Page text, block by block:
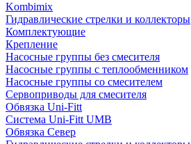
Kombimix
Гидравлические стрелки и коллекторы
Комплектующие
Крепление
Насосные группы без смесителя
Насосные группы с теплообменником
Насосные группы со смесителем
Сервоприводы для смесителя
Обвязка Uni-Fitt
Система Uni-Fitt UMB
Обвязка Север